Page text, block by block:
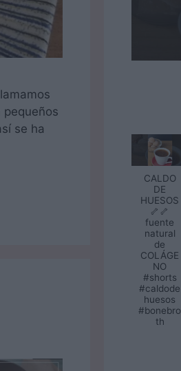
se ha
CALDO
DE
HUESOS
🦴🦴
fuente
natural
de
COLÁGE
NO
#shorts
#caldode
huesos
#bonebro
th